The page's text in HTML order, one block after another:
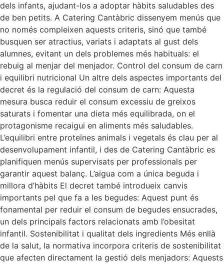
dels infants, ajudant-los a adoptar hàbits saludables des
de ben petits. A Catering Cantàbric dissenyem menús que
no només compleixen aquests criteris, sinó que també
busquen ser atractius, variats i adaptats al gust dels
alumnes, evitant un dels problemes més habituals: el
rebuig al menjar del menjador. Control del consum de carn
i equilibri nutricional Un altre dels aspectes importants del
decret és la regulació del consum de carn: Aquesta
mesura busca reduir el consum excessiu de greixos
saturats i fomentar una dieta més equilibrada, on el
protagonisme recaigui en aliments més saludables.
L’equilibri entre proteïnes animals i vegetals és clau per al
desenvolupament infantil, i des de Catering Cantàbric es
planifiquen menús supervisats per professionals per
garantir aquest balanç. L’aigua com a única beguda i
millora d’hàbits El decret també introdueix canvis
importants pel que fa a les begudes: Aquest punt és
fonamental per reduir el consum de begudes ensucrades,
un dels principals factors relacionats amb l’obesitat
infantil. Sostenibilitat i qualitat dels ingredients Més enllà
de la salut, la normativa incorpora criteris de sostenibilitat
que afecten directament la gestió dels menjadors: Aquests